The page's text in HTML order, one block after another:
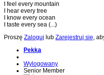
I feel every mountain
I hear every tree
I know every ocean
I taste every sea (...)
Proszę Zaloguj lub Zarejestruj się,
Pekka
Wylogowany
Senior Member